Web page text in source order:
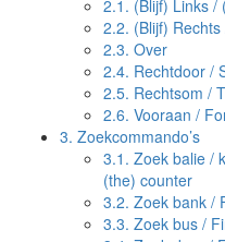
2.1. (Blijf) Links /
2.2. (Blijf)
2.3. Over
2.4. Rechtdoor /
2.5. Rechtsom /
2.6. Vooraan /
3. Zoekcommando’s
3.1. Zoek balie /
(the) counter
3.2. Zoek bank /
3.3. Zoek bus /